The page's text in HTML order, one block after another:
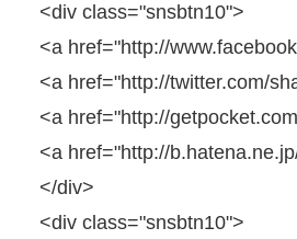
<div class="snsbtn10">
<a href="http://
<a href="http://twitter.com/
<a href="http://
<a href="http://
</div>
<div class="snsbtn10">